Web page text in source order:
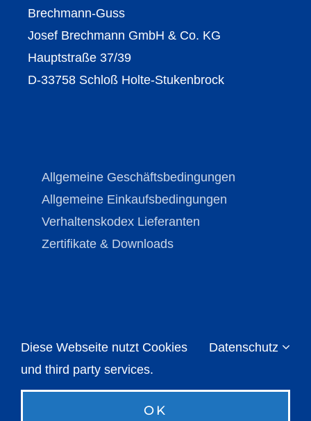
Brechmann-Guss
Josef Brechmann GmbH & Co. KG
Hauptstraße 37/39
D-33758 Schloß Holte-Stukenbrock
Allgemeine Geschäftsbedingungen
Allgemeine Einkaufsbedingungen
Verhaltenskodex Lieferanten
Zertifikate & Downloads
Copyright © Brechmann-Guss 2026 | All Rights
Reserved |Impressum
InstagramLinkedIn
Diese Webseite nutzt Cookies
und third party services.
Datenschutz
OK